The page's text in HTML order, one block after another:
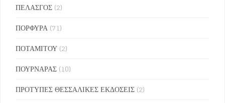
ΠΕΛΑΣΓΟΣ (2)
ΠΟΡΦΥΡΑ (71)
ΠΟΤΑΜΙΤΟΥ (2)
ΠΟΥΡΝΑΡΑΣ (10)
ΠΡΟΤΥΠΕΣ ΘΕΣΣΑΛΙΚΕΣ ΕΚΔΟΣΕΙΣ (2)